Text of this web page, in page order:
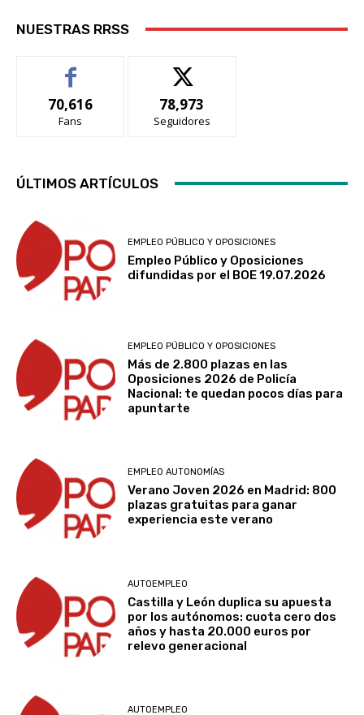
NUESTRAS RRSS
70,616
Fans
78,973
Seguidores
ÚLTIMOS ARTÍCULOS
EMPLEO PÚBLICO Y OPOSICIONES
Empleo Público y Oposiciones
difundidas por el BOE 19.07.2026
EMPLEO PÚBLICO Y OPOSICIONES
Más de 2.800 plazas en las
Oposiciones 2026 de Policía
Nacional: te quedan pocos días para
apuntarte
EMPLEO AUTONOMÍAS
Verano Joven 2026 en Madrid: 800
plazas gratuitas para ganar
experiencia este verano
AUTOEMPLEO
Castilla y León duplica su apuesta
por los autónomos: cuota cero dos
años y hasta 20.000 euros por
relevo generacional
AUTOEMPLEO